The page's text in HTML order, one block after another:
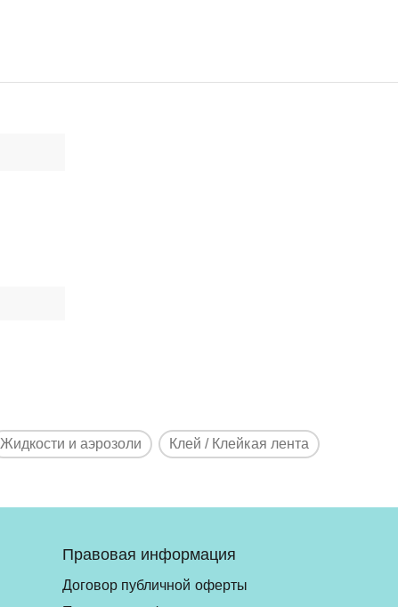
Жидкости и аэрозоли Клей / Клейкая лента
Правовая информация
Договор публичной оферты